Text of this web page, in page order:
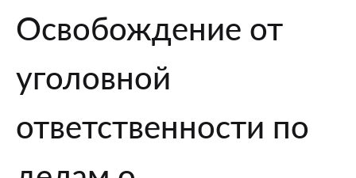
76.1
от
уголовной
ответственности
по
делам
Освобождение от
уголовной
ответственности по